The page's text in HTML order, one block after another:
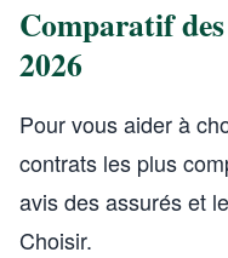
Comparatif
2026
Pour vous aider à
contrats les plus
avis des assurés et
Choisir.